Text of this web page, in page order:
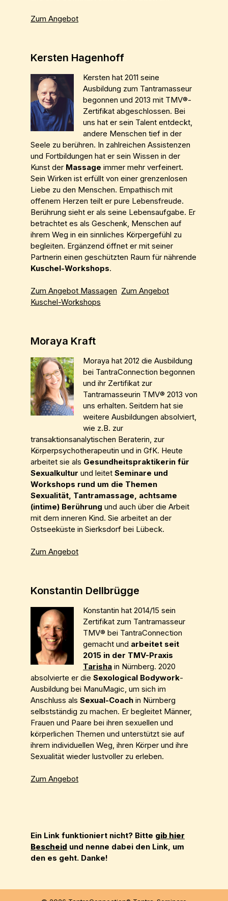
Zum Angebot
Kersten Hagenhoff
Kersten hat 2011 seine
Ausbildung zum Tantramasseur
begonnen und 2013 mit TMV®-
Zertifikat abgeschlossen. Bei
uns hat er sein Talent entdeckt,
andere Menschen tief in der
Seele zu berühren. In zahlreichen Assistenzen
und Fortbildungen hat er sein Wissen in der
Kunst der Massage immer mehr verfeinert.
Sein Wirken ist erfüllt von einer grenzenlosen
Liebe zu den Menschen. Empathisch mit
offenem Herzen teilt er pure Lebensfreude.
Berührung sieht er als seine Lebensaufgabe. Er
betrachtet es als Geschenk, Menschen auf
ihrem Weg in ein sinnliches Körpergefühl zu
begleiten. Ergänzend öffnet er mit seiner
Partnerin einen geschützten Raum für nährende
Kuschel-Workshops.
Zum Angebot Massagen Zum Angebot
Kuschel-Workshops
Moraya Kraft
Moraya hat 2012 die Ausbildung
bei TantraConnection begonnen
und ihr Zertifikat zur
Tantramasseurin TMV® 2013 von
uns erhalten. Seitdem hat sie
weitere Ausbildungen absolviert,
wie z.B. zur
transaktionsanalytischen Beraterin, zur
Körperpsychotherapeutin und in GfK. Heute
arbeitet sie als Gesundheitspraktikerin für
Sexualkultur und leitet Seminare und
Workshops rund um die Themen
Sexualität, Tantramassage, achtsame
(intime) Berührung und auch über die Arbeit
mit dem inneren Kind. Sie arbeitet an der
Ostseeküste in Sierksdorf bei Lübeck.
Zum Angebot
Konstantin Dellbrügge
Konstantin hat 2014/15 sein
Zertifikat zum Tantramasseur
TMV® bei TantraConnection
gemacht und arbeitet seit
2015 in der TMV-Praxis
Tarisha in Nürnberg. 2020
absolvierte er die Sexological Bodywork-
Ausbildung bei ManuMagic, um sich im
Anschluss als Sexual-Coach in Nürnberg
selbstständig zu machen. Er begleitet Männer,
Frauen und Paare bei ihren sexuellen und
körperlichen Themen und unterstützt sie auf
ihrem individuellen Weg, ihren Körper und ihre
Sexualität wieder lustvoller zu erleben.
Zum Angebot
Ein Link funktioniert nicht? Bitte gib hier
Bescheid und nenne dabei den Link, um
den es geht. Danke!